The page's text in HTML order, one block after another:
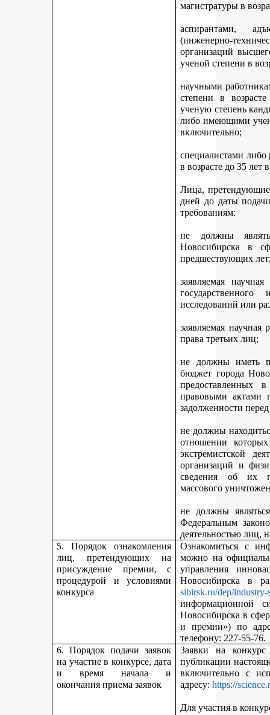
магистратуры в
аспирантами,
(инженерно-
организаций
ученой степени в
научными
степени в
ученую степень
либо имеющими
включительно;
специалистами
в возрасте до 35 лет
Лица,
дней до даты
требованиям:
не должны
Новосибирска в
предшествующих
заявляемая
исследований или
заявляемая
права третьих лиц;
не должны иметь
бюджет города
предоставленных
правовыми актами
задолженности
не должны
отношении
экстремистской
организаций и
сведения об их
массового
не должны
Федеральным
деятельностью лиц,
5. Порядок ознакомления
лиц, претендующих на
присуждение премии, с
процедурой и условиями
конкурса
Ознакомиться с
можно на
управления
Новосибирска в
sibirsk.ru/dep/industry-
информационной
Новосибирска в
и премии») по
телефону: 227-55-76.
6. Порядок подачи заявок
на участие в конкурсе, дата
и время начала и
окончания приема заявок
Заявки на
публикации
включительно с
адресу:https://
Для участия в